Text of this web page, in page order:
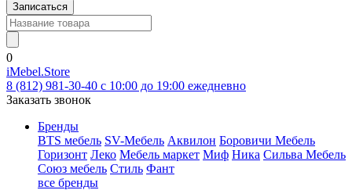
Записаться
0
iMebel.Store
8 (812) 981-30-40 c 10:00 до 19:00 ежедневно
Заказать звонок
Бренды
BTS мебель SV-Мебель Аквилон Боровичи Мебель
Горизонт Леко Мебель маркет Миф Ника Сильва Мебель
Союз мебель Стиль Фант
все бренды